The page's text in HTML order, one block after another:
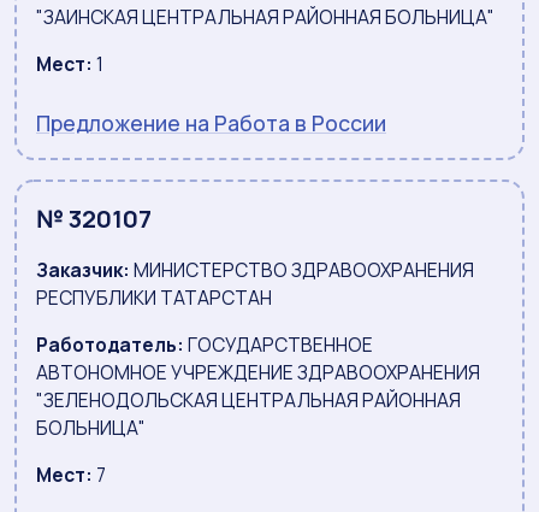
"ЗАИНСКАЯ ЦЕНТРАЛЬНАЯ РАЙОННАЯ БОЛЬНИЦА"
Мест: 1
Предложение на Работа в России
№ 320107
Заказчик: МИНИСТЕРСТВО ЗДРАВООХРАНЕНИЯ
РЕСПУБЛИКИ ТАТАРСТАН
Работодатель: ГОСУДАРСТВЕННОЕ
АВТОНОМНОЕ УЧРЕЖДЕНИЕ ЗДРАВООХРАНЕНИЯ
"ЗЕЛЕНОДОЛЬСКАЯ ЦЕНТРАЛЬНАЯ РАЙОННАЯ
БОЛЬНИЦА"
Мест: 7